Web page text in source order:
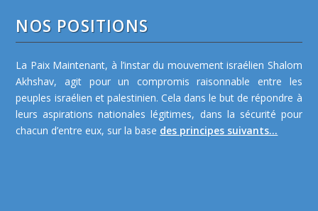
NOS POSITIONS
La Paix Maintenant, à l’instar du mouvement israélien Shalom
Akhshav, agit pour un compromis raisonnable entre les
peuples israélien et palestinien. Cela dans le but de répondre à
leurs aspirations nationales légitimes, dans la sécurité pour
chacun d’entre eux, sur la base des principes suivants...